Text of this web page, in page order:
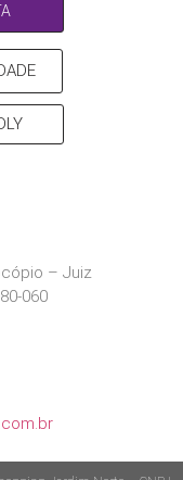
– Juiz
060